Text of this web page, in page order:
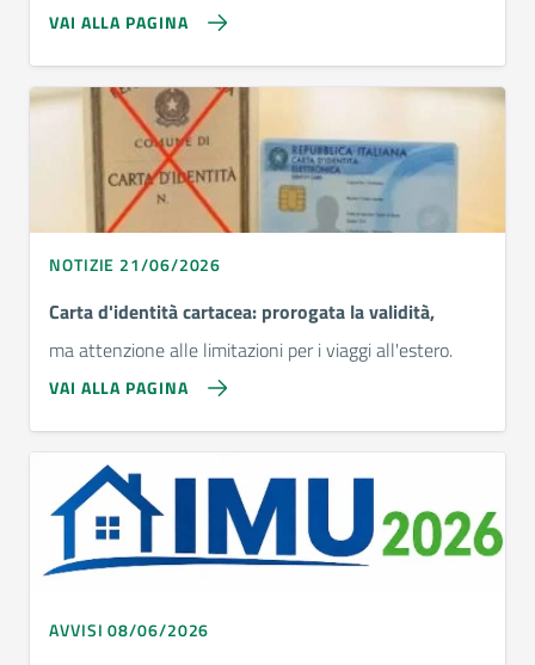
VAI ALLA PAGINA
NOTIZIE 21/06/2026
Carta d'identità cartacea: prorogata la validità,
ma attenzione alle limitazioni per i viaggi all'estero.
VAI ALLA PAGINA
AVVISI 08/06/2026